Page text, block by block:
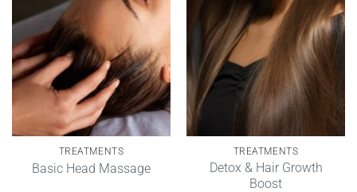
TREATMENTS
Basic Head Massage
TREATMENTS
Detox & Hair Growth
Boost